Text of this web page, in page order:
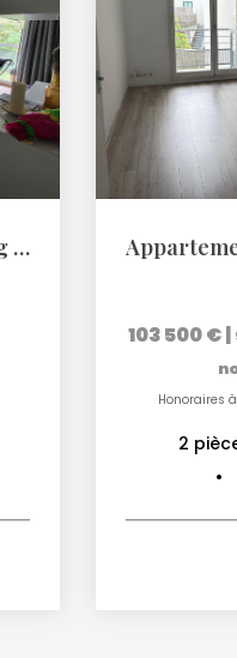
Appartement de standing avec terrasse plein sud
103 500 €|
Honoraires
2